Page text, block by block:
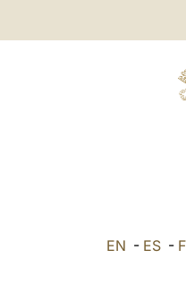
EN - ES-